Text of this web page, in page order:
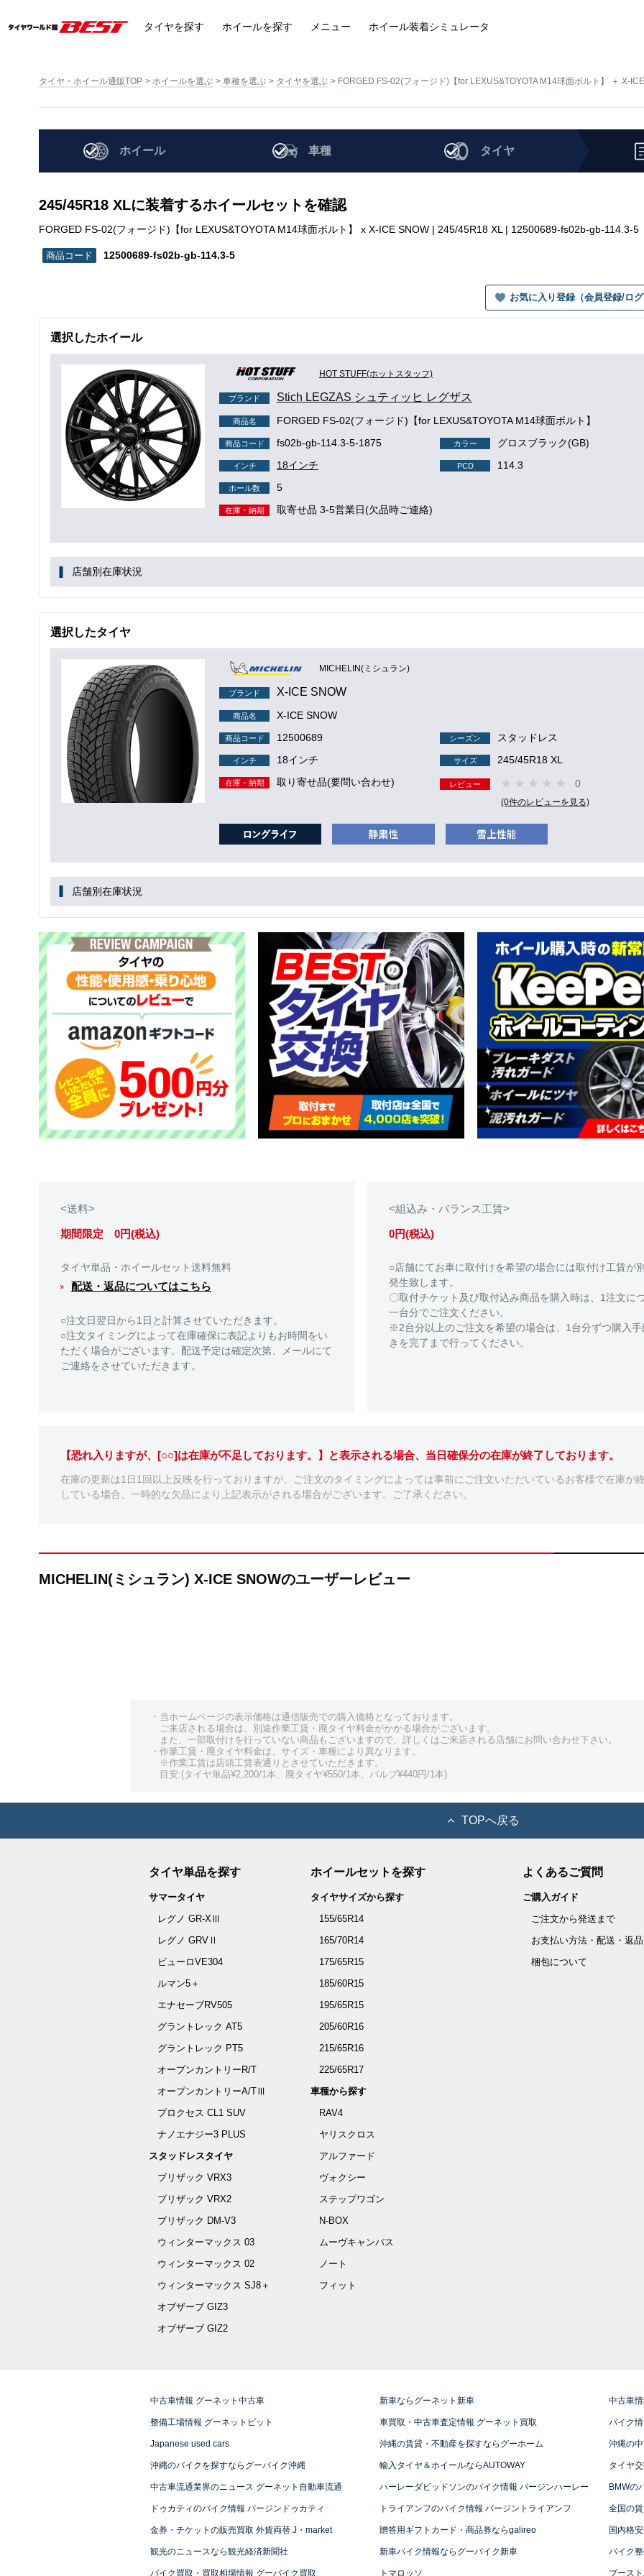
タイヤを探す ホイールを探す メニュー ホイール装着シミュレータ
タイヤ・ホイール通販TOP ホイールを選ぶ 車種を選ぶ タイヤを選ぶ FORGED FS-02(フォージド)【for LEXUS&TOYOTA M14球面ボルト】 ＋ X-
ホイール 車種 タイヤ
245/45R18 XLに装着するホイールセットを確認
FORGED FS-02(フォージド)【for LEXUS&TOYOTA M14球面ボルト】 x X-ICE SNOW | 245/45R18 XL | 12500689-fs02b-gb-114.3-5
12500689-fs02b-gb-114.3-5
お気に入り登録（会員登録/ロ
選択したホイール
HOT STUFF(ホットスタッフ)
ブランド Stich LEGZAS シュティッヒ レグザス
商品名 FORGED FS-02(フォージド)【for LEXUS&TOYOTA M14球面ボルト】
商品コード fs02b-gb-114.3-5-1875 カラー グロスブラック(GB)
インチ 18インチ PCD 114.3
ホール数 5
在庫・納期 取寄せ品 3-5営業日(欠品時ご連絡)
店舗別在庫状況
選択したタイヤ
MICHELIN(ミシュラン)
ブランド X-ICE SNOW
商品名 X-ICE SNOW
商品コード 12500689 シーズン スタッドレス
インチ 18インチ サイズ 245/45R18 XL
在庫・納期 取り寄せ品(要問い合わせ) レビュー 0
(0件のレビューを見る)
店舗別在庫状況
<送料>
期間限定 0円(税込)
タイヤ単品・ホイールセット送料無料
配送・返品についてはこちら
○注文日翌日から1日と計算させていただきます。
○注文タイミングによって在庫確保に表記よりもお時間をい
ただく場合がございます。配送予定は確定次第、メールにて
ご連絡をさせていただきます。
<組込み・バランス工賃>
0円(税込)
○店舗にてお車に取付けを希望の場合には取付け工賃が
発生致します。
〇取付チケット及び取付込み商品を購入時は、1注文に
一台分でご注文ください。
※2台分以上のご注文を希望の場合は、1台分ずつ購入手
きを完了まで行ってください。
【恐れ入りますが、[○○]は在庫が不足しております。】と表示される場合、当日確保分の在庫が終了しております。
在庫の更新は1日1回以上反映を行っておりますが、ご注文のタイミングによっては事前にご注文いただいているお客様で在庫が
している場合、一時的な欠品により上記表示がされる場合がございます。ご了承ください。
MICHELIN(ミシュラン) X-ICE SNOWのユーザーレビュー
・当ホームページの表示価格は通信販売での購入価格となっております。
ご来店される場合は、別途作業工賃・廃タイヤ料金がかかる場合がございます。
また、一部取付けを行っていない商品もございますので、詳しくはご来店される店舗にお問い合わせ下さい。
・作業工賃・廃タイヤ料金は、サイズ・車種により異なります。
※作業工賃は店頭工賃表通りとさせていただきます。
目安:(タイヤ単品¥2,200/1本、廃タイヤ¥550/1本、バルブ¥440円/1本)
TOPへ戻る
タイヤ単品を探す
サマータイヤ
レグノ GR-XⅢ
レグノ GRVⅡ
ビューロVE304
ルマン5＋
エナセーブRV505
グラントレック AT5
グラントレック PT5
オープンカントリーR/T
オープンカントリーA/TⅢ
プロクセス CL1 SUV
ナノエナジー3 PLUS
スタッドレスタイヤ
ブリザック VRX3
ブリザック VRX2
ブリザック DM-V3
ウィンターマックス 03
ウィンターマックス 02
ウィンターマックス SJ8＋
オブザーブ GIZ3
オブザーブ GIZ2
ホイールセットを探す
タイヤサイズから探す
155/65R14
165/70R14
175/65R15
185/60R15
195/65R15
205/60R16
215/65R16
225/65R17
車種から探す
RAV4
ヤリスクロス
アルファード
ヴォクシー
ステップワゴン
N-BOX
ムーヴキャンバス
ノート
フィット
よくあるご質問
ご購入ガイド
ご注文から発送まで
お支払い方法・配送・返品
梱包について
中古車情報 グーネット中古車 新車ならグーネット新車 中古車
整備工場情報 グーネットピット 車買取・中古車査定情報 グーネット買取 バイク
Japanese used cars 沖縄の賃貸・不動産を探すならグーホーム 沖縄の
沖縄のバイクを探すならグーバイク沖縄 輸入タイヤ＆ホイールならAUTOWAY タイヤ
中古車流通業界のニュース グーネット自動車流通 ハーレーダビッドソンのバイク情報 バージンハーレー BMWの
ドゥカティのバイク情報 バージンドゥカティ トライアンフのバイク情報 バージントライアンフ 全国の
金券・チケットの販売買取 外貨両替 J・market 贈答用ギフトカード・商品券ならgalireo 国内格
観光のニュースなら観光経済新聞社 新車バイク情報ならグーバイク新車 バイク
バイク買取・買取相場情報 グーバイク買取 トマロッソ ブース